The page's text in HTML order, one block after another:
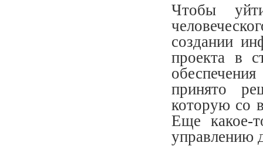
Чтобы
создании
проекта в
принято
которую со
Еще какое-
управлению